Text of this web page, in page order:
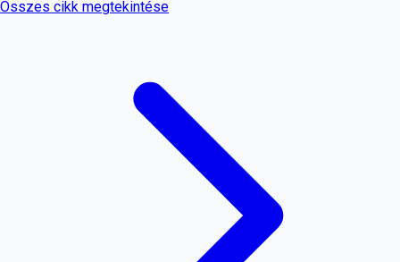
Összes cikk megtekintése